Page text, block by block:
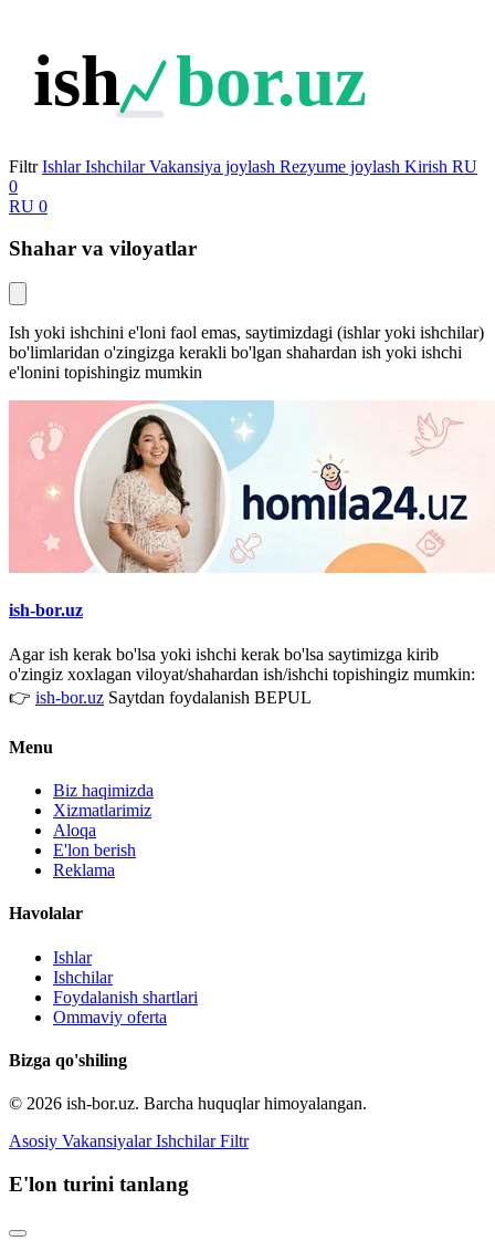
ish bor.uz
Filtr Ishlar Ishchilar Vakansiya joylash Rezyume joylash Kirish RU
0
RU 0
Shahar va viloyatlar
Ish yoki ishchini e'loni faol emas, saytimizdagi (ishlar yoki ishchilar)
bo'limlaridan o'zingizga kerakli bo'lgan shahardan ish yoki ishchi
e'lonini topishingiz mumkin
ish-bor.uz
Agar ish kerak bo'lsa yoki ishchi kerak bo'lsa saytimizga kirib
o'zingiz xoxlagan viloyat/shahardan ish/ishchi topishingiz mumkin:
👉 ish-bor.uz Saytdan foydalanish BEPUL
Menu
Biz haqimizda
Xizmatlarimiz
Aloqa
E'lon berish
Reklama
Havolalar
Ishlar
Ishchilar
Foydalanish shartlari
Ommaviy oferta
Bizga qo'shiling
© 2026 ish-bor.uz. Barcha huquqlar himoyalangan.
Asosiy Vakansiyalar Ishchilar Filtr
E'lon turini tanlang